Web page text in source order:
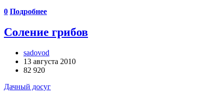
0 Подробнее
Соление грибов
sadovod
13 августа 2010
82 920
Дачный досуг